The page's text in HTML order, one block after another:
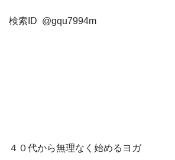
検索ID @gqu7994m
４０代から無理なく始めるヨガ